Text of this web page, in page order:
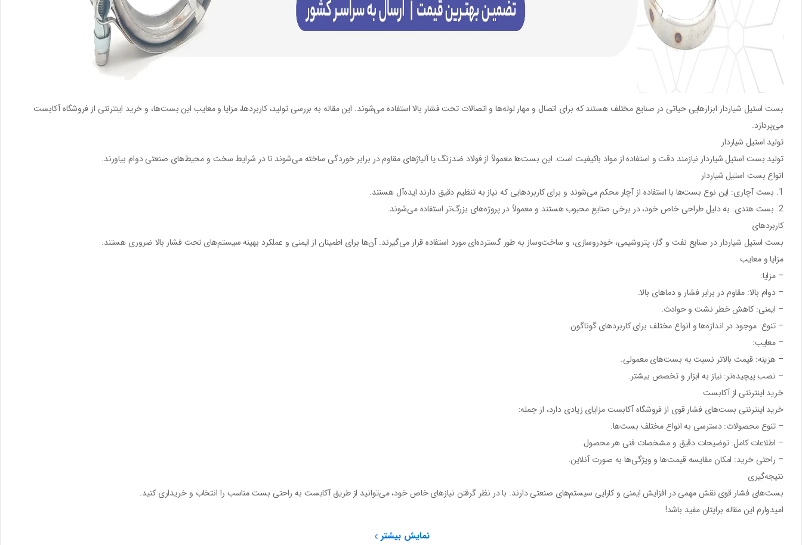
بست استیل شیاردار ابزارهایی حیاتی در صنایع مختلف هستند که برای اتصال و مهار لوله‌ها و اتصالات تحت فشار بالا استفاده می‌شوند. این مقاله به بررسی تولید، کاربردها، مزایا و معایب این بست‌ها، و خرید اینترنتی از فروشگاه آکابست
می‌پردازد.
تولید استیل شیاردار
تولید بست استیل شیاردار نیازمند دقت و استفاده از مواد باکیفیت است. این بست‌ها معمولاً از فولاد ضدزنگ یا آلیاژهای مقاوم در برابر خوردگی ساخته می‌شوند تا در شرایط سخت و محیط‌های صنعتی دوام بیاورند.
انواع بست استیل شیاردار
1. بست آچاری: این نوع بست‌ها با استفاده از آچار محکم می‌شوند و برای کاربردهایی که نیاز به تنظیم دقیق دارند ایده‌آل هستند.
2. بست هندی: به دلیل طراحی خاص خود، در برخی صنایع محبوب هستند و معمولاً در پروژه‌های بزرگ‌تر استفاده می‌شوند.
کاربردهای
بست استیل شیاردار در صنایع نفت و گاز، پتروشیمی، خودروسازی، و ساخت‌وساز به طور گسترده‌ای مورد استفاده قرار می‌گیرند. آن‌ها برای اطمینان از ایمنی و عملکرد بهینه سیستم‌های تحت فشار بالا ضروری هستند.
مزایا و معایب
– مزایا:
– دوام بالا: مقاوم در برابر فشار و دماهای بالا.
– ایمنی: کاهش خطر نشت و حوادث.
– تنوع: موجود در اندازه‌ها و انواع مختلف برای کاربردهای گوناگون.
– معایب:
– هزینه: قیمت بالاتر نسبت به بست‌های معمولی.
– نصب پیچیده‌تر: نیاز به ابزار و تخصص بیشتر.
خرید اینترنتی از آکابست
خرید اینترنتی بست‌های فشار قوی از فروشگاه آکابست مزایای زیادی دارد، از جمله:
– تنوع محصولات: دسترسی به انواع مختلف بست‌ها.
– اطلاعات کامل: توضیحات دقیق و مشخصات فنی هر محصول.
– راحتی خرید: امکان مقایسه قیمت‌ها و ویژگی‌ها به صورت آنلاین.
نتیجه‌گیری
بست‌های فشار قوی نقش مهمی در افزایش ایمنی و کارایی سیستم‌های صنعتی دارند. با در نظر گرفتن نیازهای خاص خود، می‌توانید از طریق آکابست به راحتی بست مناسب را انتخاب و خریداری کنید.
امیدوارم این مقاله برایتان مفید باشد!
نمایش بیشتر